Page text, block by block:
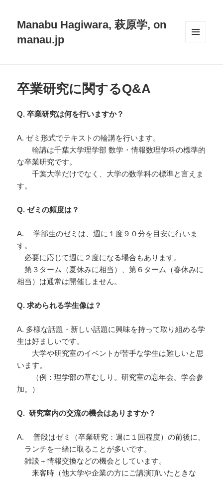
Manabu Hagiwara, 萩原学, on
manau.jp
卒業研究に関するQ&A
Q. 卒業研究は何を行いますか？
A. ゼミ形式でテキストの輪講を行います。
輪講は千葉大学理学部 数学・情報数理学科の標準的
な卒業研究です。
千葉大学だけでなく、大学の数学科の標準と言えま
す。
Q. ゼミの頻度は？
A. 学部生のゼミは、週に１度９０分を目安に行いま
す。
必要に応じて週に２度になる場合もあります。
第３ターム（夏休みに相当）、第６ターム（春休みに
相当）は通常は開催しません。
Q. 求められる学生像は？
A. 多様な話題・新しい話題に興味を持って取り組める学
生は好ましいです。
大学や研究室のイベントが苦手な学生は難しいと思
います。
（例：理学部の草むしり。研究室の忘年会。学会参
加。）
Q. 研究室内の交流の機会はありますか？
A. 普段はゼミ（卒業研究：週に１回程度）の前後に、
ランチを一緒に取ることが多いです。
雑談＋情報交換などの機会としています。
来客時（他大学や企業の方にご講演頂いたときな